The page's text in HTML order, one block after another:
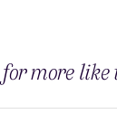
more like